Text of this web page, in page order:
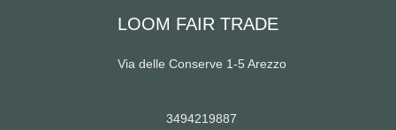
LOOM FAIR TRADE
Via delle Conserve 1-5 Arezzo
3494219887